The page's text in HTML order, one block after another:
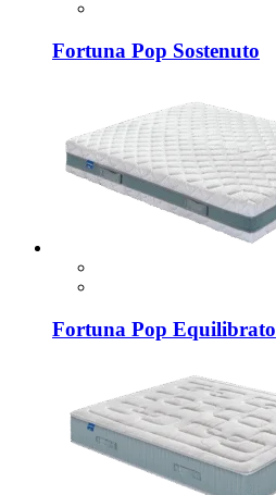
Fortuna Pop Sostenuto
Fortuna Pop Equilibrato